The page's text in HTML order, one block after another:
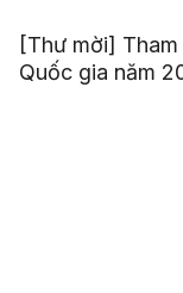
[Thư mời]
Quốc gia năm